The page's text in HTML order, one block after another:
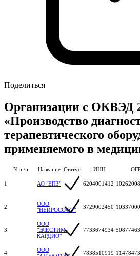
Поделиться
Организации с ОКВЭД
«Производство
терапевтического
применяемого в
№ п/п Название Статус ИНН
1 АО "ЕПЗ" 6204001412
2
ООО
"НЕЙРОСОФТ"
3729002450
3
ООО
"ЭЛЕСТИМ-
КАРДИО"
7733674934
4
ООО
7838510919